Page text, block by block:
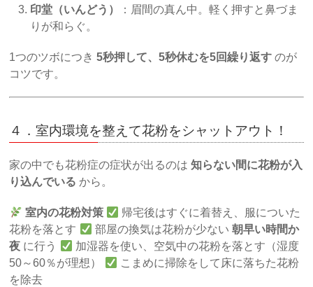
印堂（いんどう）
：眉間の真ん中。軽く押すと鼻づま
りが和らぐ。
1つのツボにつき5秒押して、5秒休むを5回繰り返す のが
コツです。
４．室内環境を整えて花粉をシャットアウト！
家の中でも花粉症の症状が出るのは知らない間に花粉が入
り込んでいる から。
室内の花粉対策
帰宅後はすぐに着替え、服についた
花粉を落とす
部屋の換気は花粉が少ない 朝早い時間か
夜 に行う
加湿器を使い、空気中の花粉を落とす（湿度
50～60％が理想）
こまめに掃除をして床に落ちた花粉
を除去